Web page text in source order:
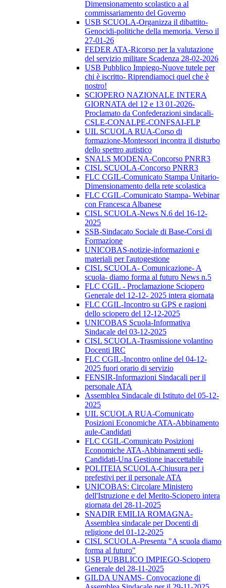
Dimensionamento scolastico a al
commissariamento del Governo
USB SCUOLA-Organizza il dibattito-
Genocidi-politiche della memoria. Verso il
27-01-26
FEDER ATA-Ricorso per la valutazione
del servizio militare Scadenza 28-02-2026
USB Pubblico Impiego-Nuove tutele per
chi è iscritto- Riprendiamoci quel che è
nostro!
SCIOPERO NAZIONALE INTERA
GIORNATA del 12 e 13 01-2026-
Proclamato da Confederazioni sindacali-
CSLE-CONALPE-CONFSAI-FLP
UIL SCUOLA RUA-Corso di
formazione-Montessori incontra il disturbo
dello spettro autistico
SNALS MODENA-Concorso PNRR3
CISL SCUOLA-Concorso PNRR3
FLC CGIL-Comunicato Stampa Unitario-
Dimensionamento della rete scolastica
FLC CGIL-Comunicato Stampa- Webinar
con Francesca Albanese
CISL SCUOLA-News N.6 del 16-12-
2025
SSB-Sindacato Sociale di Base-Corsi di
Formazione
UNICOBAS-notizie-informazioni e
materiali per l'autogestione
CISL SCUOLA- Comunicazione- A
scuola- diamo forma al futuro News n.5
FLC CGIL - Proclamazione Sciopero
Generale del 12-12- 2025 intera giornata
FLC CGIL-Incontro su GPS e ragioni
dello sciopero del 12-12-2025
UNICOBAS Scuola-Informativa
Sindacale del 03-12-2025
CISL SCUOLA-Trasmissione volantino
Docenti IRC
FLC CGIL-Incontro online del 04-12-
2025 fuori orario di servizio
FENSIR-Informazioni Sindacali per il
personale ATA
Assemblea Sindacale di Istituto del 05-12-
2025
UIL SCUOLA RUA-Comunicato
Posizioni Economiche ATA-Abbinamento
aule-Candidati
FLC CGIL-Comunicato Posizioni
Economiche ATA-Abbinamenti sedi-
Candidati-Una Gestione inaccettabile
POLITEIA SCUOLA-Chiusura per i
prefestivi per il personale ATA
UNICOBAS: Circolare Ministero
dell'Istruzione e del Merito-Sciopero intera
giornata del 28-11-2025
SNADIR EMILIA ROMAGNA-
Assemblea sindacale per Docenti di
religione del 01-12-2025
CISL SCUOLA-Presenta "A scuola diamo
forma al futuro"
USB PUBBLICO IMPIEGO-Sciopero
Generale del 28-11-2025
GILDA UNAMS- Convocazione di